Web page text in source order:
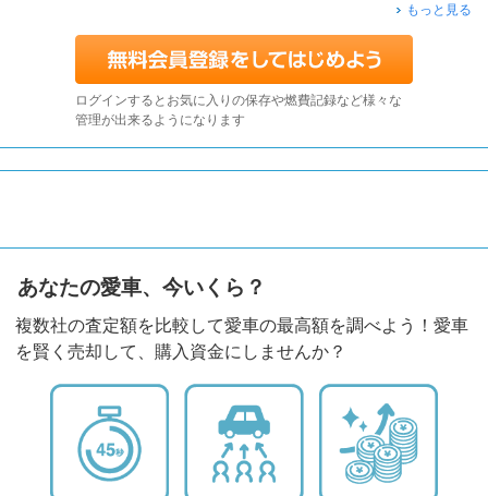
もっと見る
ログインするとお気に入りの保存や燃費記録など様々な
管理が出来るようになります
あなたの愛車、今いくら？
複数社の査定額を比較して愛車の最高額を調べよう！愛車
を賢く売却して、購入資金にしませんか？